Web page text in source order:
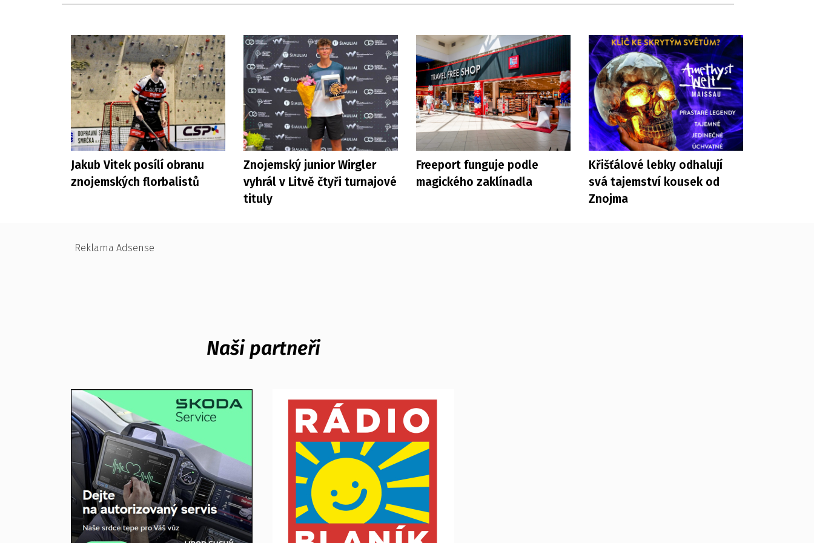
Jakub Vitek posílí obranu
znojemských florbalistů
Znojemský junior Wirgler
vyhrál v Litvě čtyři turnajové
tituly
Freeport funguje podle
magického zaklínadla
Křišťálové lebky odhalují
svá tajemství kousek od
Znojma
Reklama Adsense
Naši partneři